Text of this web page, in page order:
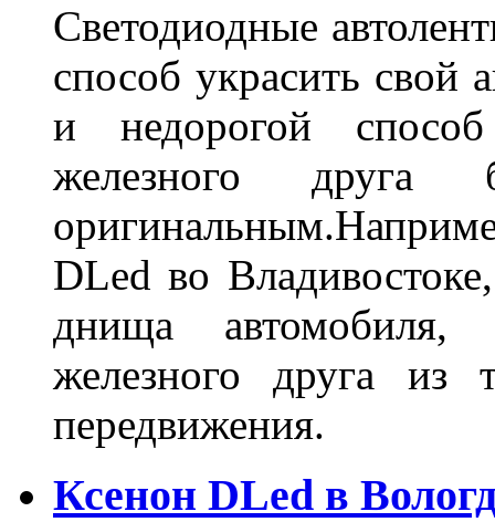
Светодиодные
способ украсить свой
и недорогой
железного друга
DLed во
днища
железного друга из
передвижения.
Ксенон DLed в